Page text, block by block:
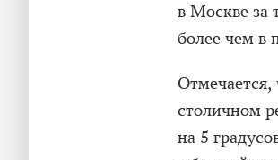
в Москве за
более чем в
Отмечается,
столичном
на 5